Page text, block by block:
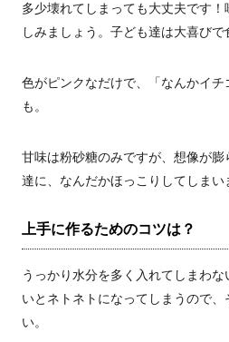
多少壊れてしまっても大丈夫です
しみましょう。子ども達は大喜びで
色がピンクなだけで、「なんかイ
も。
甘味は粉砂糖のみですが、想像が
達に、なんだかほっこりしてしまい
上手に作るためのコツは？
うっかり水分を多く入れてしまわ
いとネトネトになってしまうので
い。